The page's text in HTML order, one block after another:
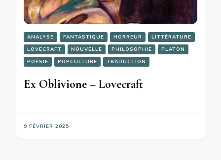
ANALYSE FANTASTIQUE HORREUR
LITTÉRATURE
LOVECRAFT
NOUVELLE PHILOSOPHIE
PLATON
POÉSIE
POPCULTURE TRADUCTION
Ex Oblivione – Lovecraft
9 FÉVRIER 2025